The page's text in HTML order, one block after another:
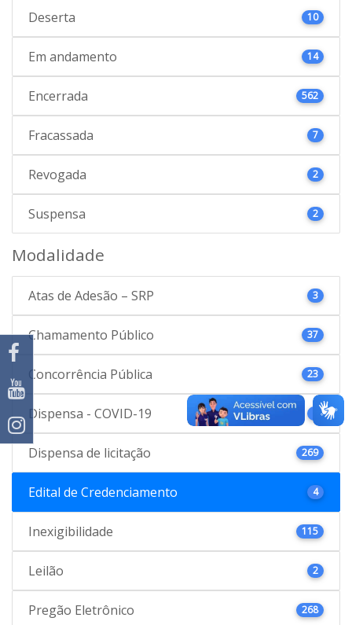
Deserta 10
Em andamento 14
Encerrada 562
Fracassada 7
Revogada 2
Suspensa 2
Modalidade
Atas de Adesão – SRP 3
Chamamento Público 37
Concorrência Pública 23
Dispensa - COVID-19
Dispensa de licitação 269
Edital de Credenciamento 4
Inexigibilidade 115
Leilão 2
Pregão Eletrônico 268